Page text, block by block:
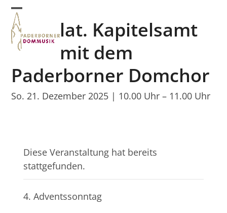
Skip
content
Open
mobile
menu
Close
mobile
menu
lat. Kapitelsamt
mit dem
Paderborner Domchor
So. 21. Dezember 2025 | 10.00 Uhr – 11.00 Uhr
Diese Veranstaltung hat bereits
stattgefunden.
4. Adventssonntag